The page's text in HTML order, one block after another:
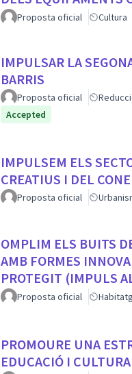
PROJECTES
Proposta oficial Cultura
IMPULSAR LA
BARRIS
Proposta oficial
Accepted
IMPULSEM ELS
CREATIUS I DEL
Proposta oficial
OMPLIM ELS BUITS
AMB FORMES
PROTEGIT (IMPULS
APROFITAR LOCALS
Proposta oficial
PROMOURE UNA
EDUCACIÓ I CULTURA